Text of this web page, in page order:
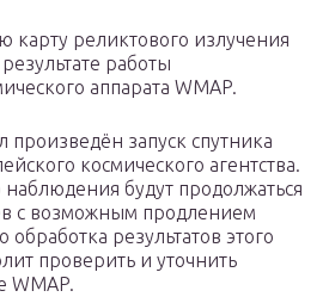
карту реликтового излучения
работы
аппарата WMAP.
произведён запуск спутника
космического агентства.
наблюдения будут продолжаться
с возможным продлением
обработка результатов этого
проверить и уточнить
WMAP.